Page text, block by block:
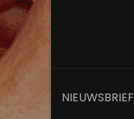
NIEUWSBRIEF